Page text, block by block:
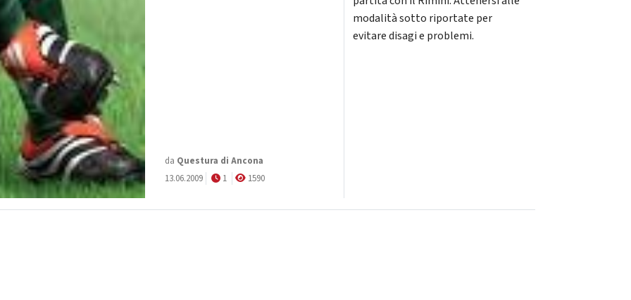
da Questura di Ancona
13.06.2009
1 1590
modalità sotto riportate per
evitare disagi e problemi.